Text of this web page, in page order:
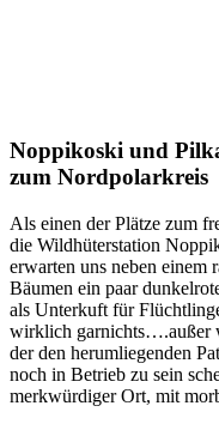
Noppikoski und
zum Nordpolarkreis
Als einen der Plätze zum
die Wildhüterstation
erwarten uns neben einem
Bäumen ein paar
als Unterkuft für
wirklich garnichts….außer
der den herumliegenden
noch in Betrieb zu sein
merkwürdiger Ort, mit